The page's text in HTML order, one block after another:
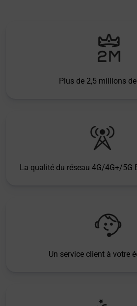
Plus de 2,5 millions
La qualité du réseau 4G/4G+/5G
Un service client à votre